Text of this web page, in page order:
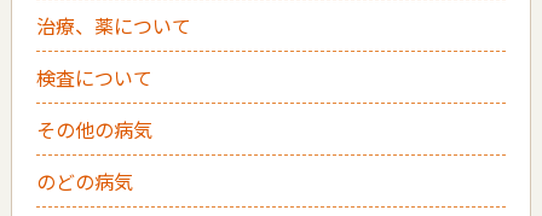
治療、薬について
検査について
その他の病気
のどの病気